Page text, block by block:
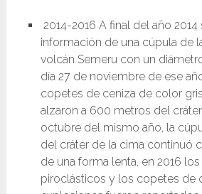
2014-2016 A final del año
información de una cúpula de
volcán Semeru con un
día 27 de noviembre de ese
copetes de ceniza de color
alzaron a 600 metros del
octubre del mismo año, la
del cráter de la cima continuó
de una forma lenta, en 2016
piroclásticos y los copetes de